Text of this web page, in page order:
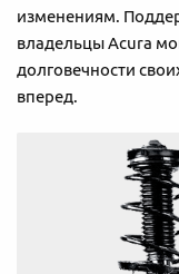
изменениям.
владельцы Acura
долговечности
вперед.